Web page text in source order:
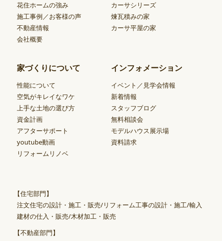
花住ホームの強み
施工事例／お客様の声
不動産情報
会社概要
カーサシリーズ
煉瓦積みの家
カーサ平屋の家
家づくりについて
性能について
空気がキレイなワケ
上手な土地の選び方
資金計画
アフターサポート
youtube動画
リフォームリノベ
インフォメーション
イベント／見学会情報
新着情報
スタッフブログ
無料相談会
モデルハウス展示場
資料請求
【住宅部門】
注文住宅の設計・施工・販売/リフォーム工事の設計・施工/輸入
建材の仕入・販売/木材加工・販売
【不動産部門】